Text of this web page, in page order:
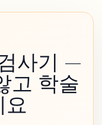
사기 —
고 학술